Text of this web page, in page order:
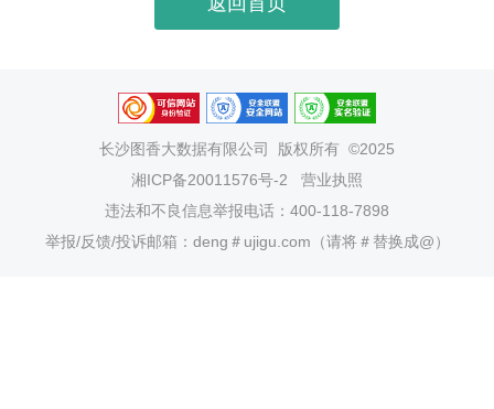
长沙图香大数据有限公司
版权所有 ©2025
湘ICP备20011576号-2
营业执照
违法和不良信息举报电话：400-118-7898
举报/反馈/投诉邮箱：deng＃ujigu.com（请将＃替换成@）